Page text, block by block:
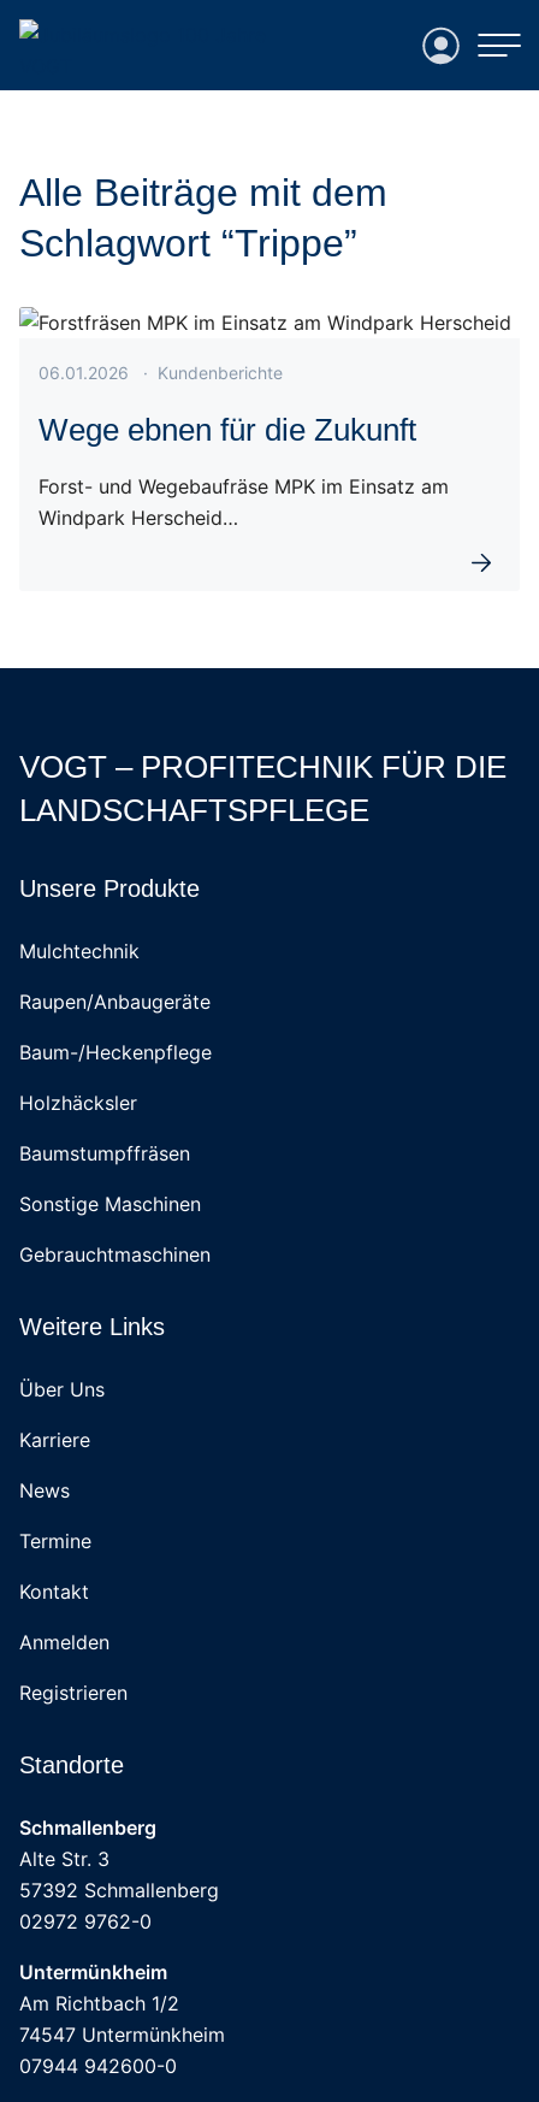
Login
Alle Beiträge mit dem
Schlagwort “Trippe”
Veröffentlicht am 06.01.2026
06.01.2026 · Kundenberichte
Wege ebnen für die Zukunft
Forst- und Wegebaufräse MPK im Einsatz am
Windpark Herscheid…
VOGT – PROFITECHNIK FÜR DIE
LANDSCHAFTSPFLEGE
Unsere Produkte
Mulchtechnik
Raupen/Anbaugeräte
Baum-/Heckenpflege
Holzhäcksler
Baumstumpffräsen
Sonstige Maschinen
Gebrauchtmaschinen
Weitere Links
Über Uns
Karriere
News
Termine
Kontakt
Anmelden
Registrieren
Standorte
Schmallenberg
Alte Str. 3
57392 Schmallenberg
02972 9762-0
Untermünkheim
Am Richtbach 1/2
74547 Untermünkheim
07944 942600-0